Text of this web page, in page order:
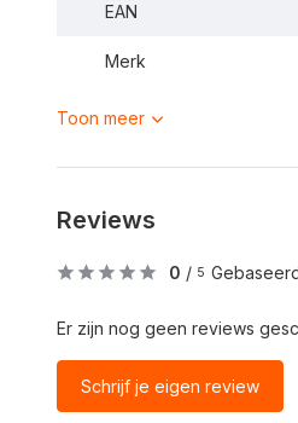
EAN
Merk
Toon meer
Reviews
0 / 5
Er zijn nog geen reviews
Schrijf je eigen review